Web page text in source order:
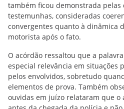
também ficou demonstrada pelas
testemunhas, consideradas
convergentes quanto à dinâmica
motorista após o fato.
O acórdão ressaltou que a
especial relevância em situações
pelos envolvidos, sobretudo
elementos de prova. Também
ouvidas em juízo relataram que o